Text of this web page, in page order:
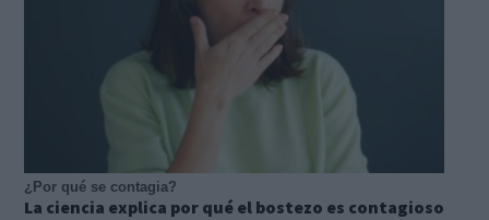
¿Por qué se contagia?
La ciencia explica por qué el bostezo es contagioso